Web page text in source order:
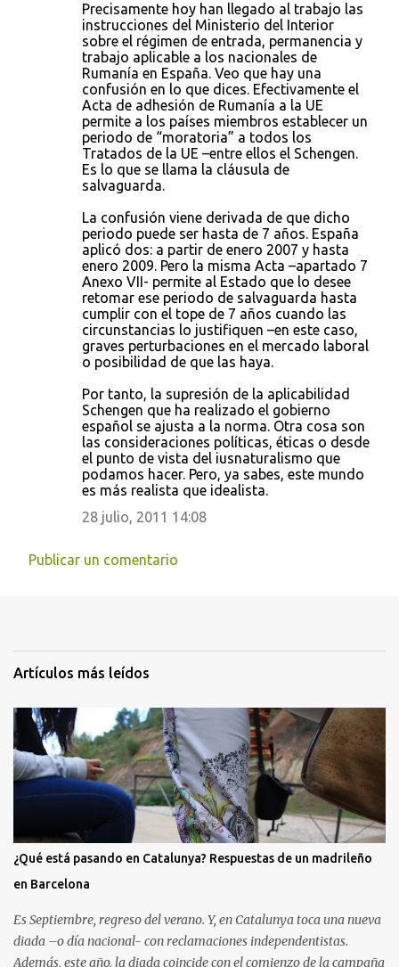
Precisamente hoy han llegado al trabajo las
instrucciones del Ministerio del Interior
sobre el régimen de entrada, permanencia y
trabajo aplicable a los nacionales de
Rumanía en España. Veo que hay una
confusión en lo que dices. Efectivamente el
Acta de adhesión de Rumanía a la UE
permite a los países miembros establecer un
periodo de “moratoria” a todos los
Tratados de la UE –entre ellos el Schengen.
Es lo que se llama la cláusula de
salvaguarda.
La confusión viene derivada de que dicho
periodo puede ser hasta de 7 años. España
aplicó dos: a partir de enero 2007 y hasta
enero 2009. Pero la misma Acta –apartado 7
Anexo VII- permite al Estado que lo desee
retomar ese periodo de salvaguarda hasta
cumplir con el tope de 7 años cuando las
circunstancias lo justifiquen –en este caso,
graves perturbaciones en el mercado laboral
o posibilidad de que las haya.
Por tanto, la supresión de la aplicabilidad
Schengen que ha realizado el gobierno
español se ajusta a la norma. Otra cosa son
las consideraciones políticas, éticas o desde
el punto de vista del iusnaturalismo que
podamos hacer. Pero, ya sabes, este mundo
es más realista que idealista.
28 julio, 2011 14:08
Publicar un comentario
Artículos más leídos
¿Qué está pasando en Catalunya? Respuestas de un madrileño
en Barcelona
Es Septiembre, regreso del verano. Y, en Catalunya toca una nueva
diada –o día nacional- con reclamaciones independentistas.
Además, este año, la diada coincide con el comienzo de la campaña